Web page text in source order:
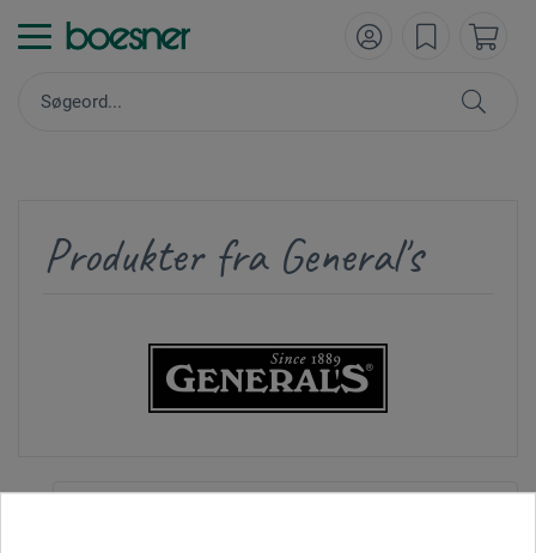
Produkter fra General's